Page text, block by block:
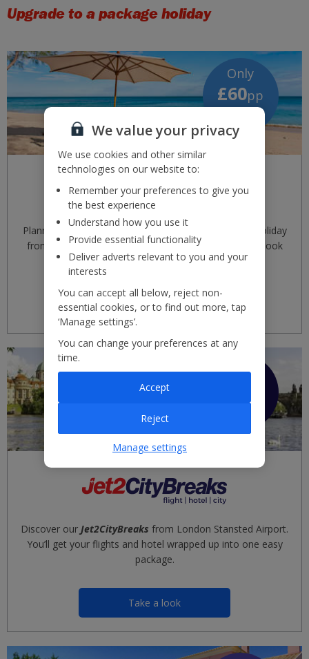
Upgrade to a package holiday
Only
£60pp
deposit
Planning your getaway is a breeze. Book a package holiday
from London Stansted Airport withJet2holidays
and look
forward to an incredible experience.
Take a look
Only
deposit
Discover our Jet2CityBreaks from London Stansted Airport.
You’ll get your flights and hotel wrapped up into one easy
package.
Take a look
We value your privacy
We use cookies and other similar
technologies on our website to:
Remember your preferences to give you
the best experience
Understand how you use it
Provide essential functionality
Deliver adverts relevant to you and your
interests
You can accept all below, reject non-
essential cookies, or to find out more, tap
‘Manage settings’.
You can change your preferences at any
time.
Manage settings
Reject
Accept